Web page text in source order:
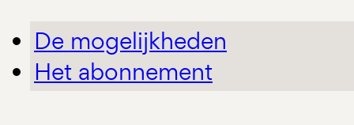
De mogelijkheden
Het abonnement